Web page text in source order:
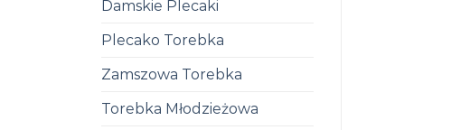
Damskie Plecaki
Plecako Torebka
Zamszowa Torebka
Torebka Młodzieżowa